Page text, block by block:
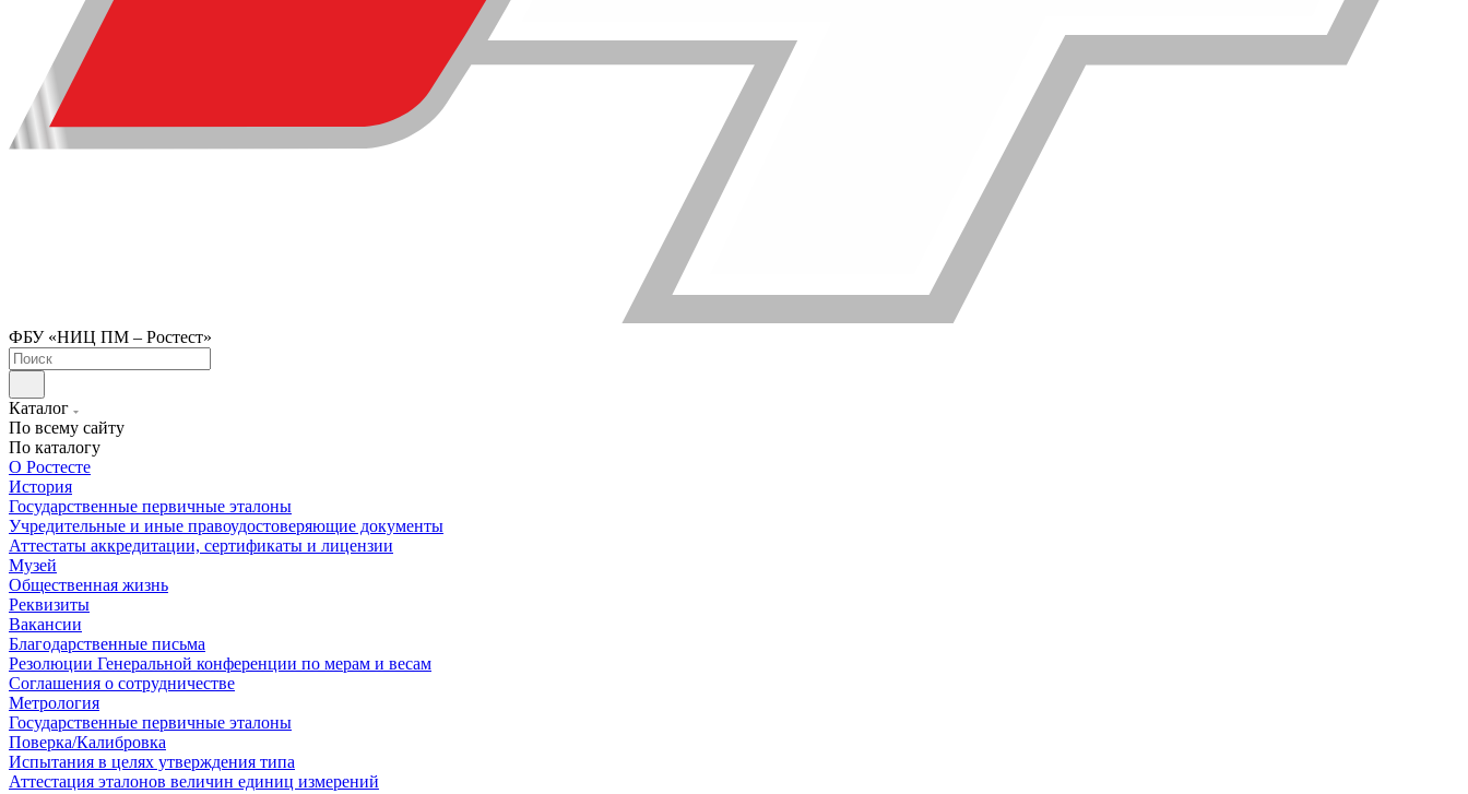
ФБУ «НИЦ ПМ – Ростест»
Каталог
По всему сайту
По каталогу
О Ростесте
История
Государственные первичные эталоны
Учредительные и иные правоудостоверяющие документы
Аттестаты аккредитации, сертификаты и лицензии
Музей
Общественная жизнь
Реквизиты
Вакансии
Благодарственные письма
Резолюции Генеральной конференции по мерам и весам
Соглашения о сотрудничестве
Метрология
Государственные первичные эталоны
Поверка/Калибровка
Испытания в целях утверждения типа
Аттестация эталонов величин единиц измерений